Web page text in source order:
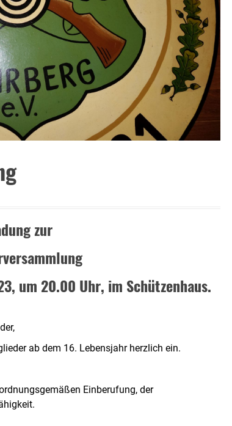
zur
um 20.00 Uhr, im Schützenhaus.
ab dem 16. Lebensjahr herzlich ein.
Einberufung, der